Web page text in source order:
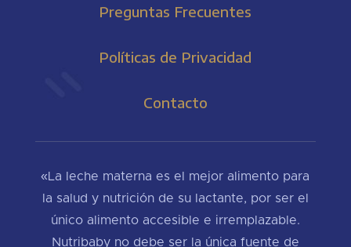
Preguntas Frecuentes
Políticas de Privacidad
Contacto
«La leche materna es el mejor alimento para
la salud y nutrición de su lactante, por ser el
único alimento accesible e irremplazable.
Nutribaby no debe ser la única fuente de